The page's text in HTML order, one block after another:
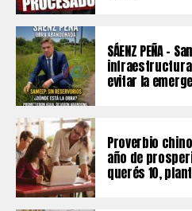
SÁENZ PEÑA –
infraestructura
evitar la
Proverbio
año de
querés 10,